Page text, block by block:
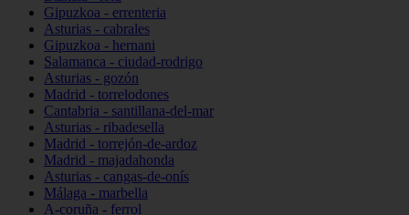
Gipuzkoa - errenteria
Asturias - cabrales
Gipuzkoa - hernani
Salamanca - ciudad-rodrigo
Asturias - gozón
Madrid - torrelodones
Cantabria - santillana-del-mar
Asturias - ribadesella
Madrid - torrejón-de-ardoz
Madrid - majadahonda
Asturias - cangas-de-onís
Málaga - marbella
A-coruña - ferrol